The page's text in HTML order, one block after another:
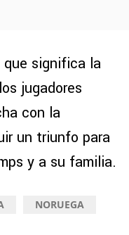
que significa la
jugadores
con la
un triunfo para
y a su familia.
NORUEGA